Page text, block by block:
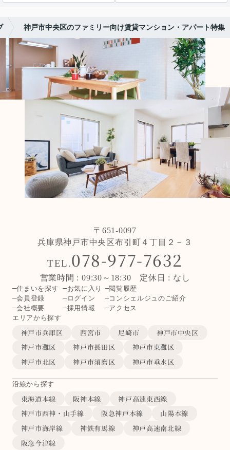
神戸市中央区のファミリー向け賃貸マンション・アパート特集
〒651-0097
兵庫県神戸市中央区布引町４丁目２－３
TEL.078-977-7632
営業時間 : 09:30～18:30 定休日 : なし
住まいを探す お気に入り
閲覧履歴
会員登録
ログイン
コンシェルジュのご紹介
会社概要
採用情報
アクセス
エリアから探す
神戸市兵庫区 西宮市 尼崎市
神戸市中央区
神戸市灘区
神戸市長田区
神戸市東灘区
神戸市北区
神戸市須磨区 神戸市垂水区
沿線から探す
東海道本線 阪神本線
神戸高速東西線
神戸市西神・山手線
阪急神戸本線
山陽本線
神戸市海岸線
神鉄有馬線
神戸高速南北線
阪急今津線